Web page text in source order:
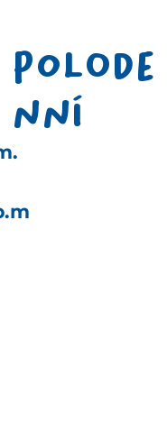
Polode
nní